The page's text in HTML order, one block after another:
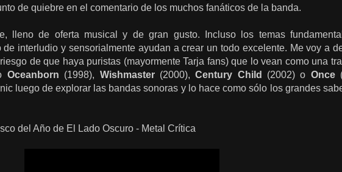
de quiebre en el comentario de los muchos fanáticos de la banda.
lleno de oferta musical y de gran gusto. Incluso los temas
interludio y sensorialmente ayudan a crear un todo excelente. Me voy a
de que haya puristas (mayormente Tarja fans) que lo vean como una
Oceanborn (1998), Wishmaster(2000),Century Child (2002) o Once
luego de explorar las bandas sonoras y lo hace como sólo los grandes
del Año de El Lado Oscuro - Metal Crítica